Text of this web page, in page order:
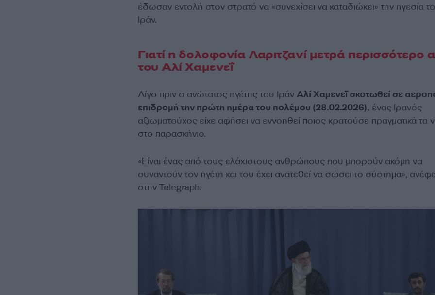
έδωσαν εντολή στον στρατό να «συνεχίσει να καταδιώκει» την ηγεσία
Ιράν.
Γιατί η δολοφονία Λαριτζανί μετρά περισσότερο
του Αλί Χαμενεΐ
Λίγο πριν ο ανώτατος ηγέτης του Ιράν Αλί Χαμενεΐ σκοτωθεί σε
επιδρομή την πρώτη ημέρα του πολέμου (28.02.2026), ένας Ιρανός
αξιωματούχος είχε αφήσει να εννοηθεί ποιος κρατούσε πραγματικά τα
στο παρασκήνιο.
«Είναι ένας από τους ελάχιστους ανθρώπους που μπορούν ακόμη να
συναντούν τον ηγέτη και του έχει ανατεθεί να σώσει το σύστημα»,
στην Telegraph.